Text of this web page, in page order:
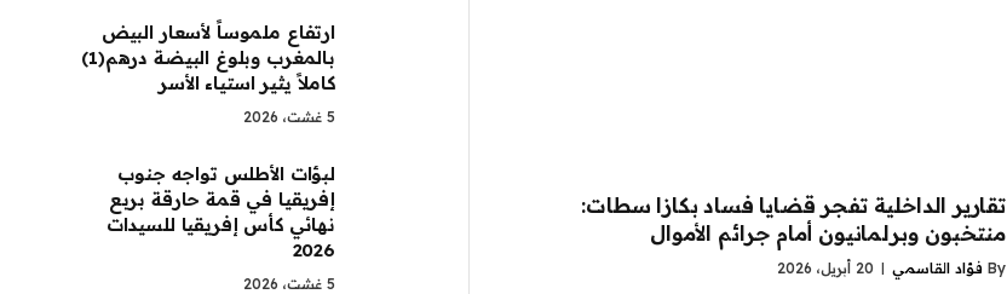
تقارير الداخلية تفجر قضايا فساد بكازا سطات:
منتخبون وبرلمانيون أمام جرائم الأموال
By فؤاد القاسمي 20 أبريل، 2026
ارتفاع ملموساً لأسعار البيض
بالمغرب وبلوغ البيضة درهم(1)
كاملاً يثير استياء الأسر
5 غشت، 2026
لبؤات الأطلس تواجه جنوب
إفريقيا في قمة حارقة بربع
نهائي كأس إفريقيا للسيدات
2026
5 غشت، 2026